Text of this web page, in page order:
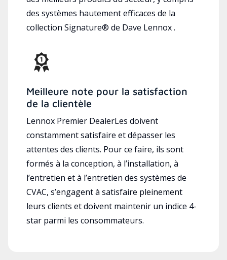
des systèmes hautement efficaces de la
collection Signature® de Dave Lennox .
Meilleure note pour la satisfaction
de la clientèle
Lennox Premier DealerLes doivent
constamment satisfaire et dépasser les
attentes des clients. Pour ce faire, ils sont
formés à la conception, à l’installation, à
l’entretien et à l’entretien des systèmes de
CVAC, s’engagent à satisfaire pleinement
leurs clients et doivent maintenir un indice 4-
star parmi les consommateurs.